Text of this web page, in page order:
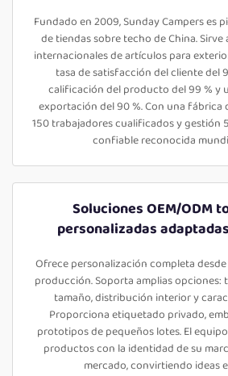
Fundado en 2009, Sunday Campers es
de tiendas sobre techo de China. Sirve
internacionales de artículos para
tasa de satisfacción del cliente del
calificación del producto del 99 % y
exportación del 90 %. Con una fábrica
150 trabajadores cualificados y gestión
confiable reconocida
Soluciones OEM/ODM
personalizadas
Ofrece personalización completa
producción. Soporta amplias opciones:
tamaño, distribución interior y
Proporciona etiquetado privado,
prototipos de pequeños lotes. El
productos con la identidad de su
mercado, convirtiendo ideas